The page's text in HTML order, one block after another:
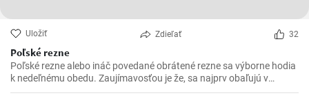
Uložiť Zdieľať 32
Poľské rezne
Poľské rezne alebo ináč povedané obrátené rezne sa výborne hodia
k nedeľnému obedu. Zaujímavosťou je že, sa najprv obaľujú v
strúhanke a až následne vo vajíčku.